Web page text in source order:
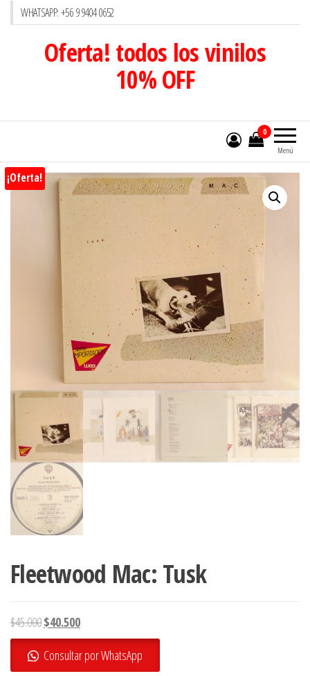
WHATSAPP: +56 9 9404 0652
Oferta! todos los vinilos
10% OFF
Menú
0
¡Oferta!
Fleetwood Mac: Tusk
$45.000El
precio
original
$40.500El
precio
actual
Consultar por WhatsApp